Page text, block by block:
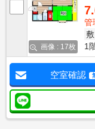
画像 : 17枚
管
敷
1
空室確認